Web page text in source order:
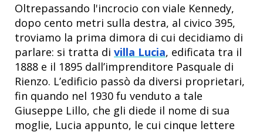
Oltrepassando l'incrocio con viale Kennedy,
dopo cento metri sulla destra, al civico 395,
troviamo la prima dimora di cui decidiamo di
parlare: si tratta di villa Lucia, edificata tra il
1888 e il 1895 dall’imprenditore Pasquale di
Rienzo. L’edificio passò da diversi proprietari,
fin quando nel 1930 fu venduto a tale
Giuseppe Lillo, che gli diede il nome di sua
moglie, Lucia appunto, le cui cinque lettere